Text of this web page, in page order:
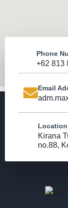
Phone
+62 813
Email
Location
Kirana
no.88,